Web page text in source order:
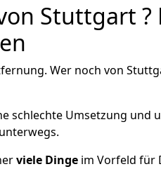
Stuttgart
Wer noch von
schlechte Umsetzung und
viele Dinge im Vorfeld für